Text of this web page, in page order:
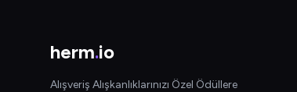
herm.io
Alışveriş Alışkanlıklarınızı Özel Ödüllere